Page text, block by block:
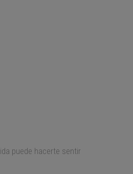
puede hacerte sentir